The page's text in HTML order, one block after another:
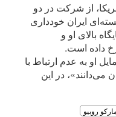
از شرکت در دو
ایران خودداری
بالای او و
داده است.
او به عدم ارتباط با
می‌دانند»، در این
روبیو